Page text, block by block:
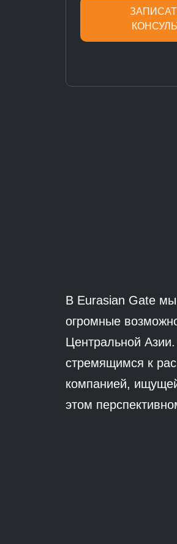
В Eurasian Gate
огромные
Центральной
стремящимся к
компанией,
этом